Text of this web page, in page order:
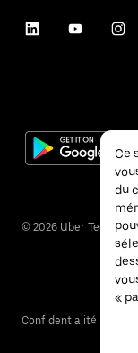
© 2026 Uber
Confidentialité
Ce
du
«